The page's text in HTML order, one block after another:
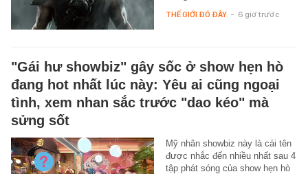
THẾ GIỚI ĐÓ ĐÂY - 6 giờ trước
"Gái hư showbiz" gây sốc ở show hẹn hò
đang hot nhất lúc này: Yêu ai cũng ngoại
tình, xem nhan sắc trước "dao kéo" mà
sửng sốt
Mỹ nhân showbiz này là cái tên
được nhắc đến nhiều nhất sau 4
tập phát sóng của show hẹn hò